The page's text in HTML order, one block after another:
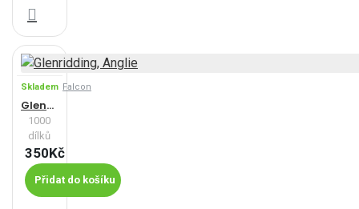
Skladem Falcon
Glenridding, Anglie
1000
dílků
350Kč
Přidat do košíku